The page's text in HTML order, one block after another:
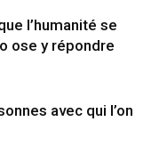
l’humanité se
ose y répondre
avec qui l’on